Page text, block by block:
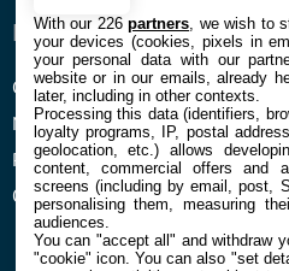
ENTREPRISE
Confidentialité et Cookies
Mentions légales et CGU
Préférences Cookies
Qui sommes nous
À
With our 226partners , we wish to
your devices (cookies, pixels in
your personal data with our
website or in our emails, already
later, including in other contexts.
Processing this data (identifiers,
loyalty programs, IP, postal
geolocation, etc.) allows
content, commercial offers and
screens (including by email, post,
personalising them, measuring
audiences.
You can "accept all" and withdraw
"cookie" icon. You can also "set